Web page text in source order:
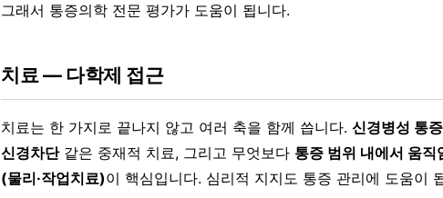
그래서 통증의학 전문 평가가 도움이 됩니다.
치료 — 다학제 접근
치료는 한 가지로 끝나지 않고 여러 축을 함께 씁니다. 신경병성 통
신경차단같은 중재적 치료, 그리고 무엇보다 통증 범위 내에서 움직
(물리·작업치료)이 핵심입니다. 심리적 지지도 통증 관리에 도움이